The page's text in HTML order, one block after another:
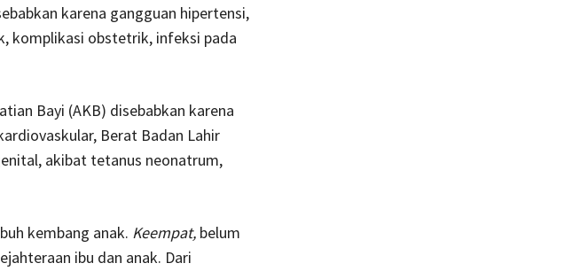
karena gangguan hipertensi,
komplikasi obstetrik, infeksi pada
Bayi (AKB) disebabkan karena
Berat Badan Lahir
akibat tetanus neonatrum,
kembang anak. Keempat, belum
ibu dan anak. Dari